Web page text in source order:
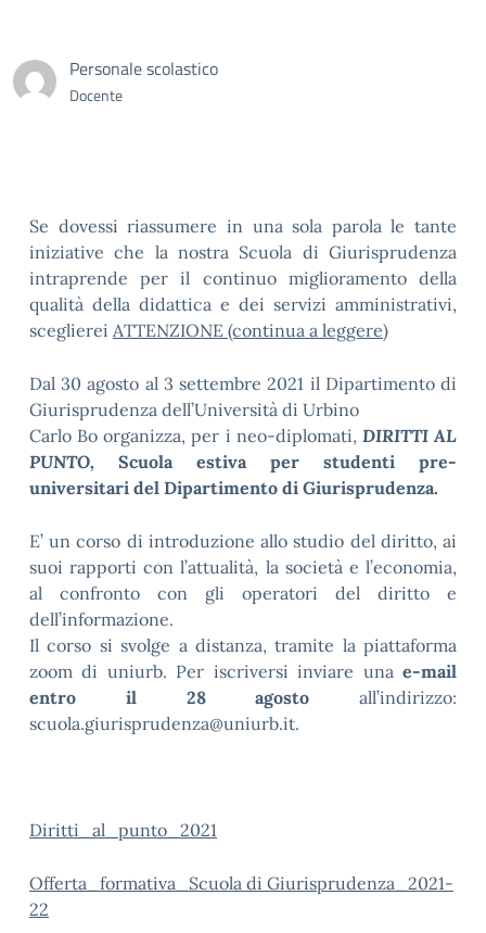
Personale scolastico
Docente
Se dovessi riassumere in una sola parola le tante
iniziative che la nostra Scuola di Giurisprudenza
intraprende per il continuo miglioramento della
qualità della didattica e dei servizi amministrativi,
sceglierei ATTENZIONE (continua a leggere)
Dal 30 agosto al 3 settembre 2021 il Dipartimento di
Giurisprudenza dell’Università di Urbino
Carlo Bo organizza, per i neo-diplomati, DIRITTI AL
PUNTO, Scuola estiva per studenti pre-
universitari del Dipartimento di Giurisprudenza.
E’ un corso di introduzione allo studio del diritto, ai
suoi rapporti con l’attualità, la società e l’economia,
al confronto con gli operatori del diritto e
dell’informazione.
Il corso si svolge a distanza, tramite la piattaforma
zoom di uniurb. Per iscriversi inviare una e-mail
entro il 28 agosto all’indirizzo:
scuola.giurisprudenza@uniurb.it.
Diritti_al_punto_2021
Offerta_formativa_Scuola di Giurisprudenza_2021-
22